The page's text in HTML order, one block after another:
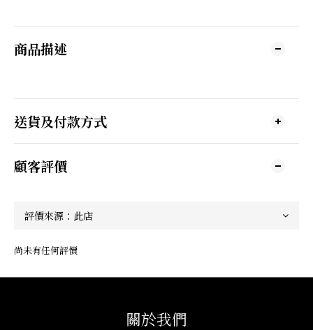
商品描述
送貨及付款方式
顧客評價
尚未有任何評價
關於我們